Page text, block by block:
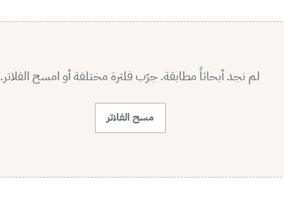
لم نجد أبحاثاً مطابقة. جرّب فلترة مختلفة أو امسح الفلاتر.
مسح الفلاتر